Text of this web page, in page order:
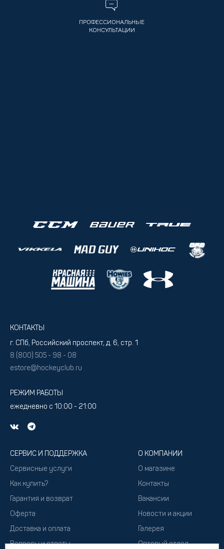
ПРОФЕССИОНАЛЬНЫЕ
КОНСУЛЬТАЦИИ
КОНТАКТЫ
г. СПб, Российский проспект, д. 6, стр. 1
8 (800) 505 - 98 - 08
estore@hockeyclub.ru
РЕЖИМ РАБОТЫ
ежедневно с 10:00 - 21:00
СЕРВИС И ПОДДЕРЖКА
Сервисные услуги
Как купить?
Гарантия и возврат
Оферта
Доставка и оплата
Вопросы и ответы
О КОМПАНИИ
О магазине
Контакты
Вакансии
Новости и акции
Галерея
Оптовый отдел